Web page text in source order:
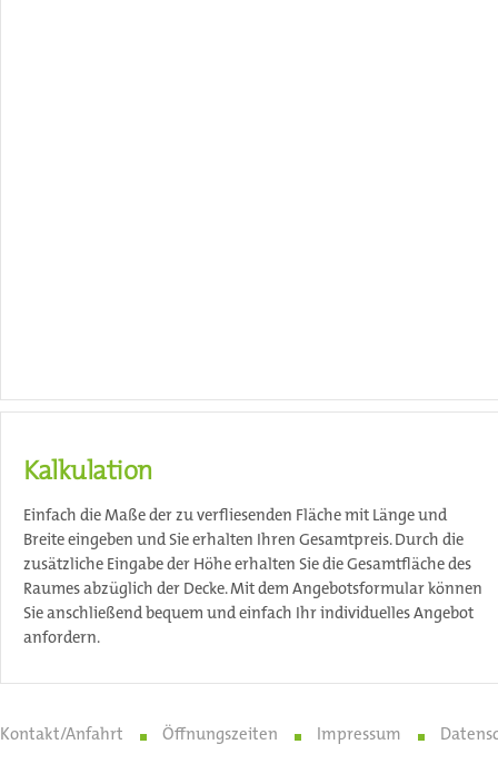
Kalkulation
Einfach die Maße der zu verfliesenden Fläche mit Länge und
Breite eingeben und Sie erhalten Ihren Gesamtpreis. Durch die
zusätzliche Eingabe der Höhe erhalten Sie die Gesamtfläche des
Raumes abzüglich der Decke. Mit dem Angebotsformular können
Sie anschließend bequem und einfach Ihr individuelles Angebot
anfordern.
Kontakt/Anfahrt Öffnungszeiten Impressum